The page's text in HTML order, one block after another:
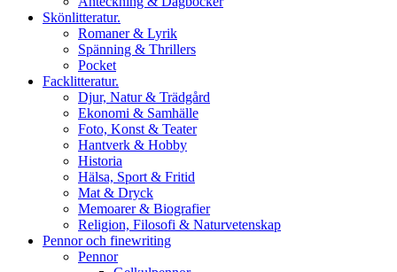
Skönlitteratur.
Romaner & Lyrik
Spänning & Thrillers
Pocket
Facklitteratur.
Djur, Natur & Trädgård
Ekonomi & Samhälle
Foto, Konst & Teater
Hantverk & Hobby
Historia
Hälsa, Sport & Fritid
Mat & Dryck
Memoarer & Biografier
Religion, Filosofi & Naturvetenskap
Pennor och finewriting
Pennor